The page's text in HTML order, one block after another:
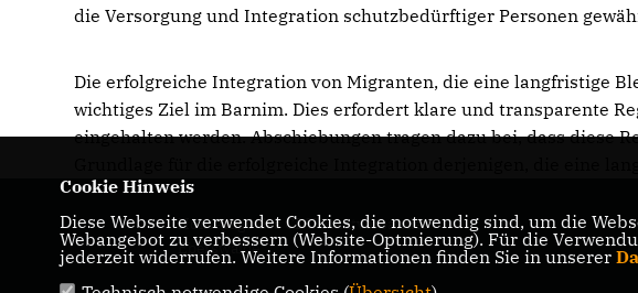
die Versorgung und Integration schutzbedürftiger Personen
Die erfolgreiche Integration von Migranten, die eine langfristige
wichtiges Ziel im Barnim. Dies erfordert klare und transparente
eingehalten werden. Abschiebungen tragen dazu bei, dass diese
Homepage des CDU Stadtverbandes
Eberswalde
Cookie Hinweis
Diese Webseite verwendet Cookies, die notwendig sind, um die
Webangebot zu verbessern (Website-Optmierung). Für die
jederzeit widerrufen. Weitere Informationen finden Sie in unserer